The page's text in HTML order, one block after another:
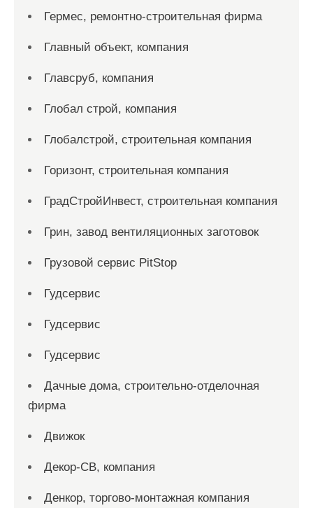
Гермес, ремонтно-строительная фирма
Главный объект, компания
Главсруб, компания
Глобал строй, компания
Глобалстрой, строительная компания
Горизонт, строительная компания
ГрадСтройИнвест, строительная компания
Грин, завод вентиляционных заготовок
Грузовой сервис PitStop
Гудсервис
Гудсервис
Гудсервис
Дачные дома, строительно-отделочная
фирма
Движок
Декор-СВ, компания
Денкор, торгово-монтажная компания